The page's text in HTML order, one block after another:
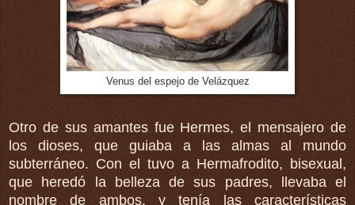
Venus del espejo de Velázquez
Otro de sus amantes fue Hermes, el mensajero de
los dioses, que guiaba a las almas al mundo
subterráneo. Con el tuvo a Hermafrodito, bisexual,
que heredó la belleza de sus padres, llevaba el
nombre de ambos, y tenía las características